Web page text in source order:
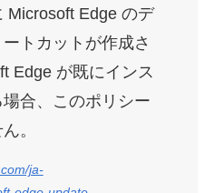
Microsoft Edge のデ
トカットが作成さ
Edge が既にインス
場合、このポリシー
。
ja-